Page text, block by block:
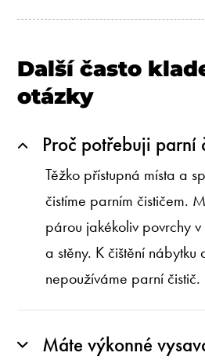
Další často
otázky
Proč potřebuji parní
Těžko přístupná místa a
čistíme parním čističem.
párou jakékoliv povrchy
a stěny. K čištění nábytku
nepoužíváme parní čistič.
Máte výkonné